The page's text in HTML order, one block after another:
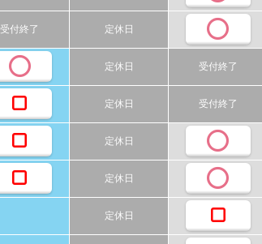
受付終了 定休日
定休日 受付終了
定休日 受付終了
定休日
定休日
定休日